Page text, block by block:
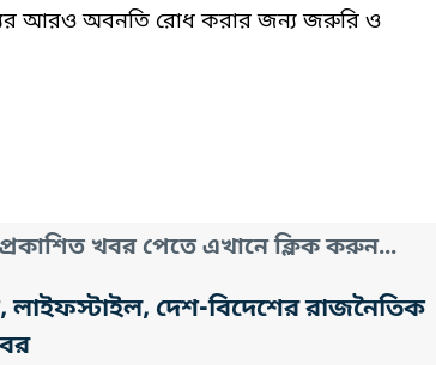
আরও অবনতি রোধ করার জন্য জরুরি ও
খবর পেতে এখানে ক্লিক করুন...
লাইফস্টাইল, দেশ-বিদেশের রাজনৈতিক